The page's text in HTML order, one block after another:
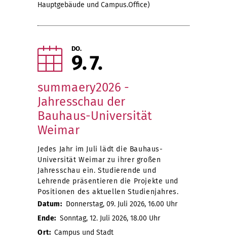
Hauptgebäude und Campus.Office)
DO.
9 7
summaery2026 -
Jahresschau der
Bauhaus-Universität
Weimar
Jedes Jahr im Juli lädt die Bauhaus-
Universität Weimar zu ihrer großen
Jahresschau ein. Studierende und
Lehrende präsentieren die Projekte und
Positionen des aktuellen Studienjahres.
Datum: Donnerstag, 09. Juli 2026, 16.00 Uhr
Ende: Sonntag, 12. Juli 2026, 18.00 Uhr
Ort: Campus und Stadt